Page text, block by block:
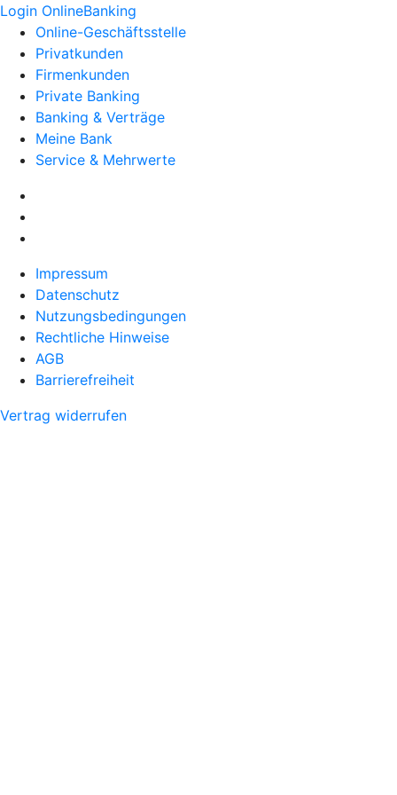
Login OnlineBanking
Online-Geschäftsstelle
Privatkunden
Firmenkunden
Private Banking
Banking & Verträge
Meine Bank
Service & Mehrwerte
Impressum
Datenschutz
Nutzungsbedingungen
Rechtliche Hinweise
AGB
Barrierefreiheit
Vertrag widerrufen